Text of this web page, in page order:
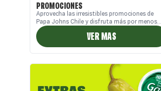
PROMOCIONES
Aprovecha las irresistibles promociones de
Papa Johns Chile y disfruta más por menos.
Encuentra descuentos en pizzas grandes,
combos familiares y ofertas exclusivas en
nuestro sitio web, App y Call Center. Ideales
para compartir en casa o pedir a domicilio,
buen precio. ¡Descubre las mejores
promociones de pizzas en Chile solo en Papa
Johns!
VER MAS